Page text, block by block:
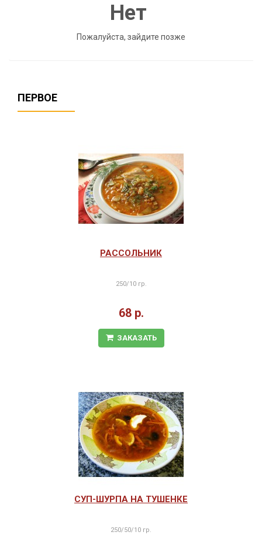
Нет
Пожалуйста, зайдите позже
ПЕРВОЕ
РАССОЛЬНИК
250/10 гр.
68 р.
ЗАКАЗАТЬ
СУП-ШУРПА НА ТУШЕНКЕ
250/50/10 гр.